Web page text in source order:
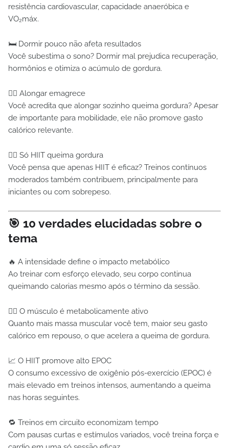
resistência cardiovascular, capacidade anaeróbica e
VO₂máx.
🛏 Dormir pouco não afeta resultados
Você subestima o sono? Dormir mal prejudica recuperação,
hormônios e otimiza o acúmulo de gordura.
🧘‍♀️ Alongar emagrece
Você acredita que alongar sozinho queima gordura? Apesar
de importante para mobilidade, ele não promove gasto
calórico relevante.
🏋️‍♀️ Só HIIT queima gordura
Você pensa que apenas HIIT é eficaz? Treinos contínuos
moderados também contribuem, principalmente para
iniciantes ou com sobrepeso.
🎯 10 verdades elucidadas sobre o
tema
🔥 A intensidade define o impacto metabólico
Ao treinar com esforço elevado, seu corpo continua
queimando calorias mesmo após o término da sessão.
🏋️‍♀️ O músculo é metabolicamente ativo
Quanto mais massa muscular você tem, maior seu gasto
calórico em repouso, o que acelera a queima de gordura.
📈 O HIIT promove alto EPOC
O consumo excessivo de oxigênio pós-exercício (EPOC) é
mais elevado em treinos intensos, aumentando a queima
nas horas seguintes.
🔁 Treinos em circuito economizam tempo
Com pausas curtas e estímulos variados, você treina força e